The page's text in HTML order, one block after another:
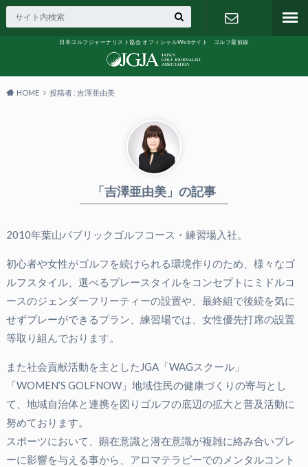
日本ゴルフジャーナリスト協会 オフィシャルWebサイト ゴルフ最前線
HOME 投稿者 : 吉澤亜由美
「吉澤亜由美」の記事
2010年葉山パブリックゴルフコース・練習場入社。
初心者や女性がゴルフを続けられる環境作りのため、様々なゴ
ルフスタイル、選べるプレースタイルをコンセプトにミドルコ
ースのジェンダーフリーティーの設置や、最終組で後続を気に
せずプレーができるプラン、練習場では、女性優先打席の設置
等取り組んでおります。
また社会貢献活動を主としたJGA「WAGスクール」
「WOMEN’S GOLFNOW」地域住民の健康づくりの寄与とし
て、地域自治体と連携を図りゴルフの底辺の拡大と普及活動に
努めております。
スポーツにおいて、顕在意識と潜在意識が複雑に絡み合いプレ
ーに影響を与える事から、アロマテラピーでのメンタルコント